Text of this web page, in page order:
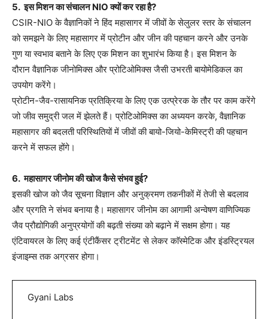
5. इस मिशन का संचालन NIO क्यों कर रहा है?
CSIR-NIO के वैज्ञानिकों ने हिंद महासागर में जीवों के सेलुलर स्तर के संचालन
को समझने के लिए महासागर में प्रोटीन और जीन की पहचान करने और उनके
गुण या स्वभाव बताने के लिए एक मिशन का शुभारंभ किया है। इस मिशन के
दौरान वैज्ञानिक जीनोमिक्स और प्रोटिओमिक्स जैसी उभरती बायोमेडिकल का
उपयोग करेंगे।
प्रोटीन-जैव-रासायनिक प्रतिक्रिया के लिए एक उत्प्रेरक के तौर पर काम करेंगे
जो जीव समुद्री जल में झेलते हैं। प्रोटिओमिक्स का अध्ययन करके, वैज्ञानिक
महासागर की बदलती परिस्थितियों में जीवों की बायो-जियो-केमिस्ट्री की पहचान
करने में सफल होंगे।
6. महासागर जीनोम की खोज कैसे संभव हुई?
इसकी खोज को जैव सूचना विज्ञान और अनुक्रमण तकनीकों में तेजी से बदलाव
और प्रगति ने संभव बनाया है। महासागर जीनोम का आगामी अन्वेषण वाणिज्यिक
जैव प्रौद्योगिकी अनुप्रयोगों की बढ़ती संख्या को बढ़ाने में सक्षम होगा। यह
एंटिवायरल के लिए कई एंटीकैंसर ट्रीटमेंट से लेकर काॅस्मेटिक और इंडस्ट्रियल
इंजाइम्स तक अग्रसर होगा।
Gyani Labs